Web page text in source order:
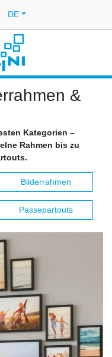
DE
&
Kategorien –
Rahmen bis zu
Bilderrahmen
Passepartouts